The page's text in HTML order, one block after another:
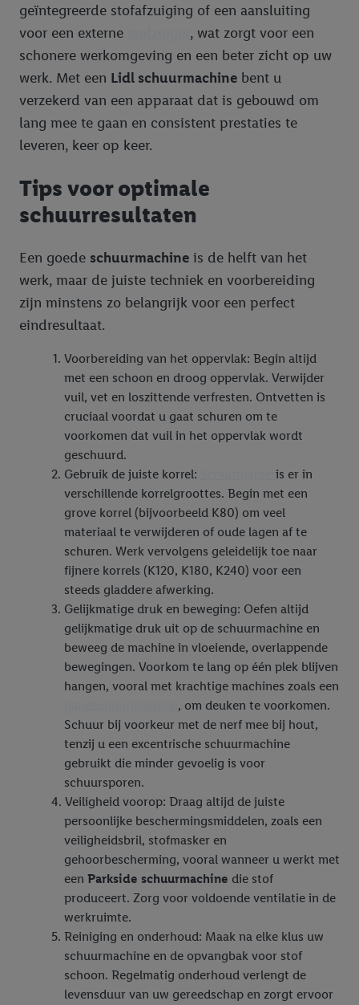
geïntegreerde stofafzuiging of een aansluiting
voor een externe
, wat zorgt voor een
schonere werkomgeving en een beter zicht op uw
werk. Met een Lidl schuurmachine bent u
verzekerd van een apparaat dat is gebouwd om
lang mee te gaan en consistent prestaties te
leveren, keer op keer.
Tips voor optimale
schuurresultaten
Een goede schuurmachine is de helft van het
werk, maar de juiste techniek en voorbereiding
zijn minstens zo belangrijk voor een perfect
eindresultaat.
Voorbereiding van het oppervlak: Begin altijd
met een schoon en droog oppervlak. Verwijder
vuil, vet en loszittende verfresten. Ontvetten is
cruciaal voordat u gaat schuren om te
voorkomen dat vuil in het oppervlak wordt
geschuurd.
Gebruik de juiste korrel:
is er in
verschillende korrelgroottes. Begin met een
grove korrel (bijvoorbeeld K80) om veel
materiaal te verwijderen of oude lagen af te
schuren. Werk vervolgens geleidelijk toe naar
fijnere korrels (K120, K180, K240) voor een
steeds gladdere afwerking.
Gelijkmatige druk en beweging: Oefen altijd
gelijkmatige druk uit op de schuurmachine en
beweeg de machine in vloeiende, overlappende
bewegingen. Voorkom te lang op één plek blijven
hangen, vooral met krachtige machines zoals een
, om deuken te voorkomen.
Schuur bij voorkeur met de nerf mee bij hout,
tenzij u een excentrische schuurmachine
gebruikt die minder gevoelig is voor
schuursporen.
Veiligheid voorop: Draag altijd de juiste
persoonlijke beschermingsmiddelen, zoals een
veiligheidsbril, stofmasker en
gehoorbescherming, vooral wanneer u werkt met
een Parkside schuurmachine die stof
produceert. Zorg voor voldoende ventilatie in de
werkruimte.
Reiniging en onderhoud: Maak na elke klus uw
schuurmachine en de opvangbak voor stof
schoon. Regelmatig onderhoud verlengt de
levensduur van uw gereedschap en zorgt ervoor